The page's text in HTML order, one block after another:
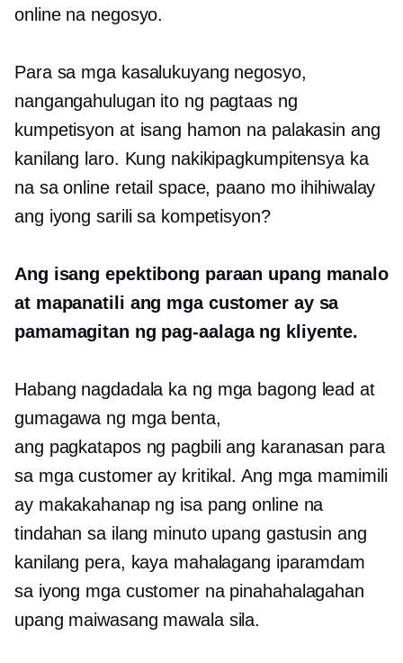
online na negosyo.
Para sa mga kasalukuyang negosyo,
nangangahulugan ito ng pagtaas ng
kumpetisyon at isang hamon na palakasin ang
kanilang laro. Kung nakikipagkumpitensya ka
na sa online retail space, paano mo ihihiwalay
ang iyong sarili sa kompetisyon?
Ang isang epektibong paraan upang manalo
at mapanatili ang mga customer ay sa
pamamagitan ng pag-aalaga ng kliyente.
Habang nagdadala ka ng mga bagong lead at
gumagawa ng mga benta,
ang pagkatapos ng pagbiliang karanasan para
sa mga customer ay kritikal. Ang mga mamimili
ay makakahanap ng isa pang online na
tindahan sa ilang minuto upang gastusin ang
kanilang pera, kaya mahalagang iparamdam
sa iyong mga customer na pinahahalagahan
upang maiwasang mawala sila.